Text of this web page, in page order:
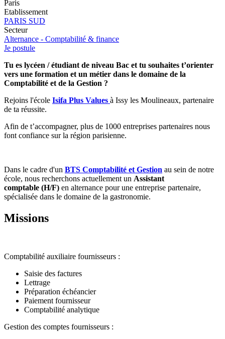
Paris
Etablissement
PARIS SUD
Secteur
Alternance - Comptabilité & finance
Je postule
Tu es lycéen / étudiant de niveau Bac et tu souhaites t’orienter
vers une formation et un métier dans le domaine de la
Comptabilité et de la Gestion ?
Rejoins l'école Isifa Plus Values à Issy les Moulineaux, partenaire
de ta réussite.
Afin de t’accompagner, plus de 1000 entreprises partenaires nous
font confiance sur la région parisienne.
Dans le cadre d'un BTS Comptabilité et Gestion au sein de notre
école, nous recherchons actuellement un Assistant
comptable (H/F) en alternance pour une entreprise partenaire,
spécialisée dans le domaine de la gastronomie.
Missions
Comptabilité auxiliaire fournisseurs :
Saisie des factures
Lettrage
Préparation échéancier
Paiement fournisseur
Comptabilité analytique
Gestion des comptes fournisseurs :